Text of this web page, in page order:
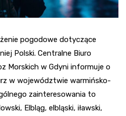
pogodowe dotyczące
Polski. Centralne Biuro
Morskich w Gdyni informuje o
w województwie warmińsko-
zainteresowania to
Elbląg, elbląski, iławski,